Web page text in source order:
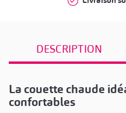
DESCRIPTION
La couette chaude
confortables